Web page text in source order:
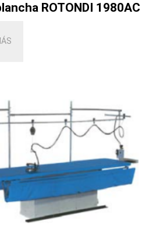
ROTONDI 1980AC